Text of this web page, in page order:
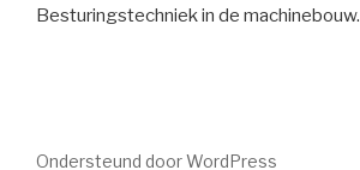
Besturingstechniek in de machinebouw.
Ondersteund door WordPress